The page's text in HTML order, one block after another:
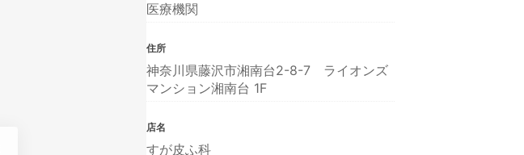
医療機関
住所
神奈川県藤沢市湘南台2-8-7 ライオンズ
マンション湘南台 1F
店名
すが皮ふ科